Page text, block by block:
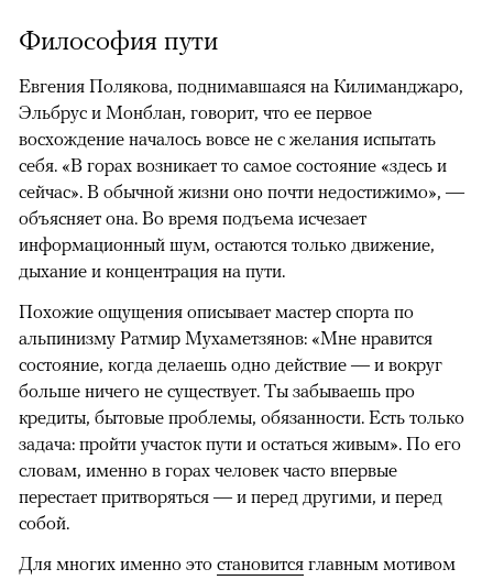
Философия пути
Евгения Полякова, поднимавшаяся на Килиманджаро,
Эльбрус и Монблан, говорит, что ее первое
восхождение началось вовсе не с желания испытать
себя. «В горах возникает то самое состояние «здесь и
сейчас». В обычной жизни оно почти недостижимо», —
объясняет она. Во время подъема исчезает
информационный шум, остаются только движение,
дыхание и концентрация на пути.
Похожие ощущения описывает мастер спорта по
альпинизму Ратмир Мухаметзянов: «Мне нравится
состояние, когда делаешь одно действие — и вокруг
больше ничего не существует. Ты забываешь про
кредиты, бытовые проблемы, обязанности. Есть только
задача: пройти участок пути и остаться живым». По его
словам, именно в горах человек часто впервые
перестает притворяться — и перед другими, и перед
собой.
Для многих именно это становится главным мотивом